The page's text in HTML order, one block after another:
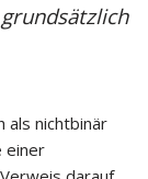
als nichtbinär
einer